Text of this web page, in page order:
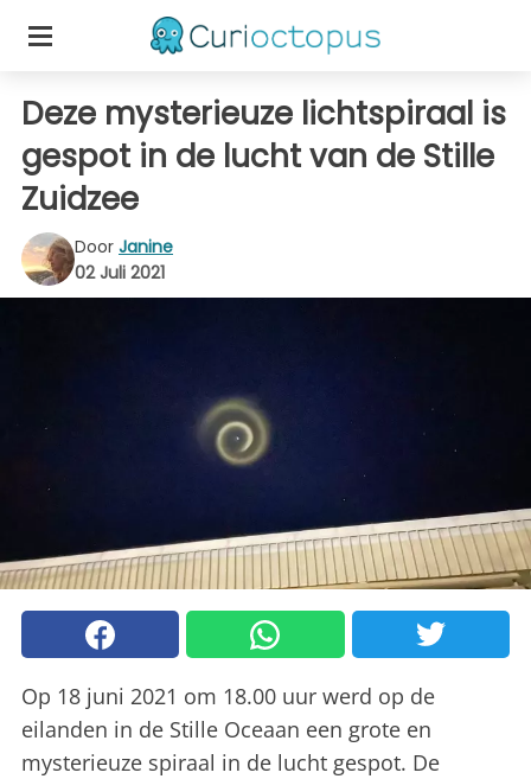
Deze mysterieuze lichtspiraal is
gespot in de lucht van de Stille
Zuidzee
Door Janine
02 Juli 2021
Op 18 juni 2021 om 18.00 uur werd op de
eilanden in de Stille Oceaan een grote en
mysterieuze spiraal in de lucht gespot. De